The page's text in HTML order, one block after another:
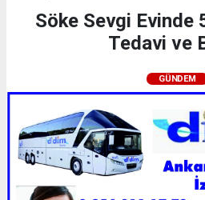
Söke Sevgi Evinde
Tedavi ve
GÜNDEM